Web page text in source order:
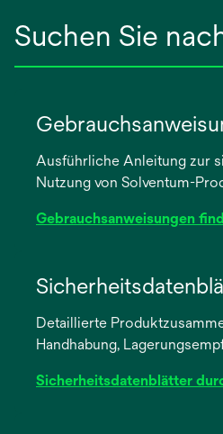
Suchen Sie
Ausführliche Anleitung zur
Nutzung von Solventum-
Gebrauchsanweisungen
neuen
Registerkarte
Detaillierte
Handhabung,
Sicherheitsdatenblätter